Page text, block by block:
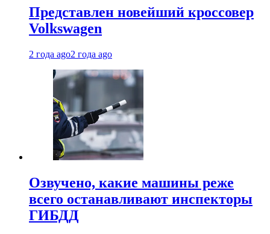
Представлен новейший кроссовер
Volkswagen
2 года ago2 года ago
Озвучено, какие машины реже
всего останавливают инспекторы
ГИБДД